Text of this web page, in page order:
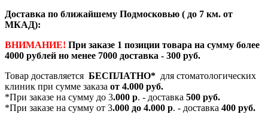
Доставка по ближайшему Подмосковью ( до 7 км. от
МКАД):
ВНИМАНИЕ! При заказе 1 позиции товара на сумму более
4000 рублей но менее 7000 доставка - 300 руб.
Товар доставляется БЕСПЛАТНО* для стоматологических
клиник при сумме заказа от 4.000 руб.
*При заказе на сумму до 3.000 р. - доставка 500 руб.
*При заказе на сумму от 3.000 до 4.000 р. - доставка 400 руб.